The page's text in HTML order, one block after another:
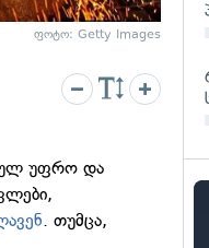
ფოტო: Getty Images
უფრო და
. თუმცა,